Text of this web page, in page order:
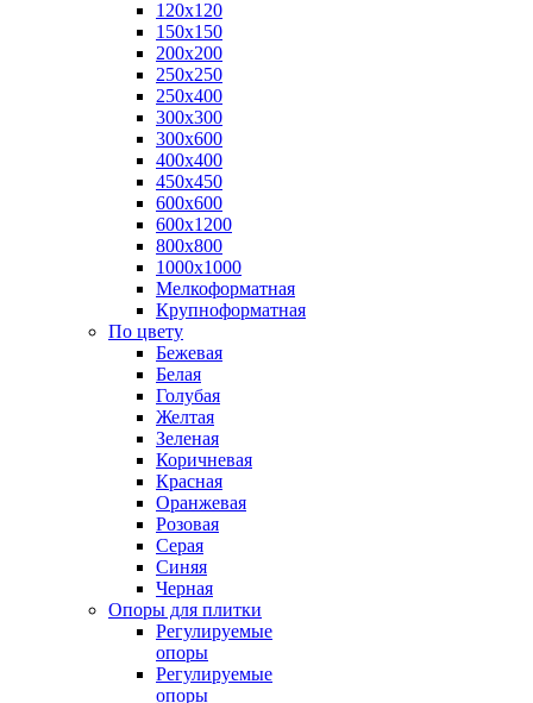
120х120
150х150
200х200
250х250
250х400
300х300
300х600
400х400
450х450
600х600
600х1200
800х800
1000х1000
Мелкоформатная
Крупноформатная
По цвету
Бежевая
Белая
Голубая
Желтая
Зеленая
Коричневая
Красная
Оранжевая
Розовая
Серая
Синяя
Черная
Опоры для плитки
Регулируемые
опоры
Регулируемые
опоры